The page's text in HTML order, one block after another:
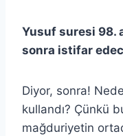
Yusuf suresi 98.
sonra istifar
Diyor, sonra!
kullandı? Çünkü
mağduriyetin